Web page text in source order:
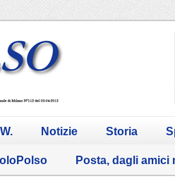
Notizie Storia
Posta, dagli amici